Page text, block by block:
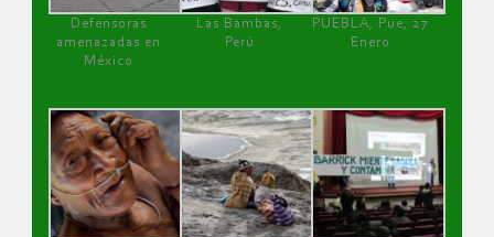
Defensoras
amenazadas en
México
Las Bambas,
Perú
PUEBLA, Pue, 27
Enero